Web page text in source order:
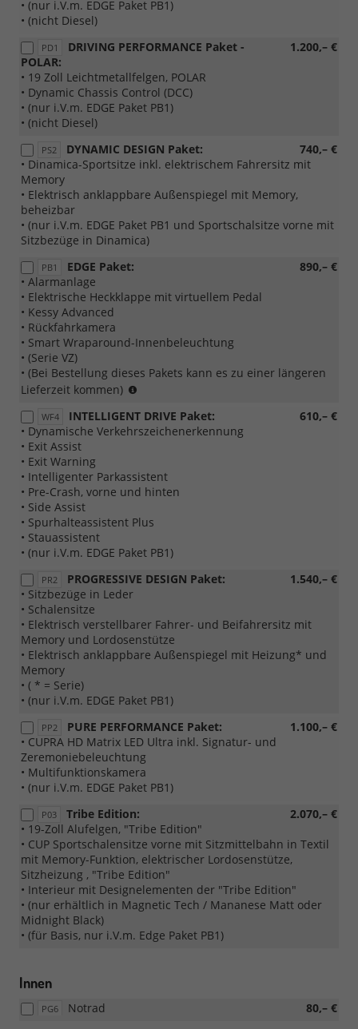
• (nur i.V.m. EDGE Paket PB1)
• (nicht Diesel)
PD1 1.200,– €
DRIVING PERFORMANCE Paket -
POLAR:
• 19 Zoll Leichtmetallfelgen, POLAR
• Dynamic Chassis Control (DCC)
• (nur i.V.m. EDGE Paket PB1)
• (nicht Diesel)
PS2 740,– €
DYNAMIC DESIGN Paket:
• Dinamica-Sportsitze inkl. elektrischem Fahrersitz mit
Memory
• Elektrisch anklappbare Außenspiegel mit Memory,
beheizbar
• (nur i.V.m. EDGE Paket PB1 und Sportschalsitze vorne mit
Sitzbezüge in Dinamica)
PB1 890,– €
EDGE Paket:
• Alarmanlage
• Elektrische Heckklappe mit virtuellem Pedal
• Kessy Advanced
• Rückfahrkamera
• Smart Wraparound-Innenbeleuchtung
• (Serie VZ)
• (Bei Bestellung dieses Pakets kann es zu einer längeren
Lieferzeit kommen)
dieses
Pakets
zu
einer
Lieferzeit
WF4 610,– €
INTELLIGENT DRIVE Paket:
• Dynamische Verkehrszeichenerkennung
• Exit Assist
• Exit Warning
• Intelligenter Parkassistent
• Pre-Crash, vorne und hinten
• Side Assist
• Spurhalteassistent Plus
• Stauassistent
• (nur i.V.m. EDGE Paket PB1)
PR2 1.540,– €
PROGRESSIVE DESIGN Paket:
• Sitzbezüge in Leder
• Schalensitze
• Elektrisch verstellbarer Fahrer- und Beifahrersitz mit
Memory und Lordosenstütze
• Elektrisch anklappbare Außenspiegel mit Heizung* und
Memory
• ( * = Serie)
• (nur i.V.m. EDGE Paket PB1)
PP2 1.100,– €
PURE PERFORMANCE Paket:
• CUPRA HD Matrix LED Ultra inkl. Signatur- und
Zeremoniebeleuchtung
• Multifunktionskamera
• (nur i.V.m. EDGE Paket PB1)
P03 2.070,– €
Tribe Edition:
• 19-Zoll Alufelgen, "Tribe Edition"
• CUP Sportschalensitze vorne mit Sitzmittelbahn in Textil
mit Memory-Funktion, elektrischer Lordosenstütze,
Sitzheizung , "Tribe Edition"
• Interieur mit Designelementen der "Tribe Edition"
• (nur erhältlich in Magnetic Tech / Mananese Matt oder
Midnight Black)
• (für Basis, nur i.V.m. Edge Paket PB1)
Innen
PG6 80,– €
Notrad